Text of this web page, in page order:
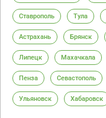
Ставрополь Тула
Астрахань Брянск
Липецк Махачкала
Пенза Севастополь
Ульяновск Хабаровск